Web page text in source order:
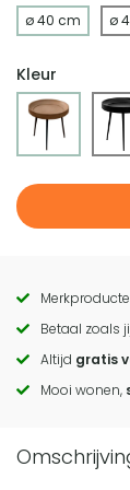
ø 40 cm ø
Kleur
Call
to
actions
Betaal zoals
Altijd gratis
Mooi wonen,